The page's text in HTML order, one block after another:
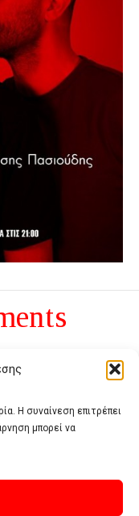
Η συναίνεση επιτρέπει
μπορεί να
είναι το αντίθετο της